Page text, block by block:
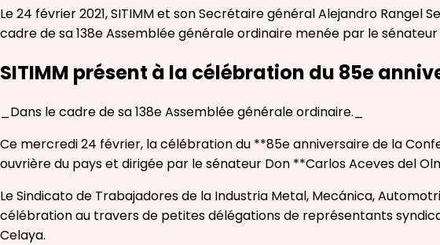
Le 24 février 2021, SITIMM et son Secrétaire général Alejandro
cadre de sa 138e Assemblée générale ordinaire menée par le
SITIMM présent à la célébration du 85e
_Dans le cadre de sa 138e Assemblée générale ordinaire._
Ce mercredi 24 février, la célébration du **85e anniversaire de la
ouvrière du pays et dirigée par le sénateur Don **Carlos Aceves del
Le Sindicato de Trabajadores de la Industria Metal, Mecánica,
célébration au travers de petites délégations de représentants
Celaya.